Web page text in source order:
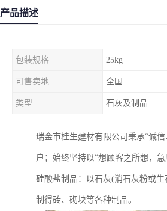
产品描述
包装规格 25kg
可售卖地 全国
类型 石灰及制品
瑞金市桂生建材有限公司秉承“诚
户；始终坚持以“想顾客之所想，
硅酸盐制品：以石灰(消石灰粉或
制得砖、砌块等各种制品。